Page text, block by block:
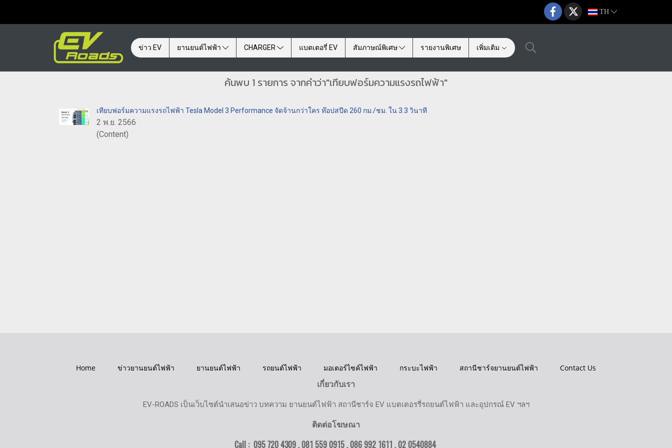
TH
ข่าว EV ยานยนต์ไฟฟ้า CHARGER แบตเตอรี่ EV สัมภาษณ์พิเศษ รายงานพิเศษ เพิ่มเติม
ค้นพบ 1 รายการ จากคำว่า"เทียบฟอร์มความแรงรถไฟฟ้า"
เทียบฟอร์มความแรงรถไฟฟ้า Tesla Model 3 Performance จัดจ้านกว่าใคร ท๊อปสปีด 260 กม./ชม. ใน 3.3 วินาที
2 พ.ย. 2566
(Content)
Home ข่าวยานยนต์ไฟฟ้า ยานยนต์ไฟฟ้า รถยนต์ไฟฟ้า มอเตอร์ไซค์ไฟฟ้า กระบะไฟฟ้า สถานีชาร์จยานยนต์ไฟฟ้า
Contact Us
เกี่ยวกับเรา
EV-ROADS เป็นเว็บไซต์นำเสนอข่าว บทความ ยานยนต์ไฟฟ้า สถานีชาร์จ EV แบตเตอรรี่รถยนต์ไฟฟ้า และอุปกรณ์ EV ฯลฯ
ติดต่อโฆษณา
Call : 095 720 4309 , 081 559 0915 , 086 992 1611 ,02 0540884